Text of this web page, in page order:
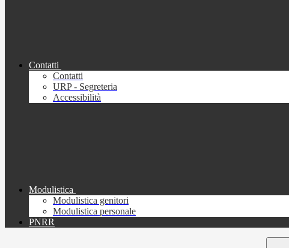
Contatti
Contatti
URP - Segreteria
Accessibilità
Modulistica
Modulistica genitori
Modulistica personale
PNRR